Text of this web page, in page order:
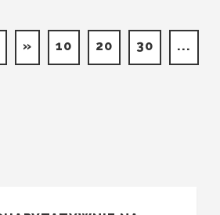
» 10 20 30 ...